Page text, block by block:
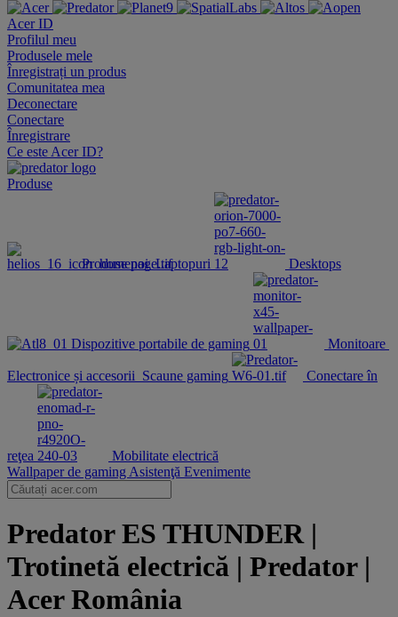
Acer ID
Profilul meu
Produsele mele
Înregistrați un produs
Comunitatea mea
Deconectare
Conectare
Înregistrare
Ce este Acer ID?
Produse
Produse noi Laptopuri Desktops
Dispozitive portabile de gaming Monitoare
Electronice și accesorii Scaune gaming Conectare în
reţea
Mobilitate electrică
Wallpaper de gaming Asistenţă Evenimente
Predator ES THUNDER |
Trotinetă electrică | Predator |
Acer România